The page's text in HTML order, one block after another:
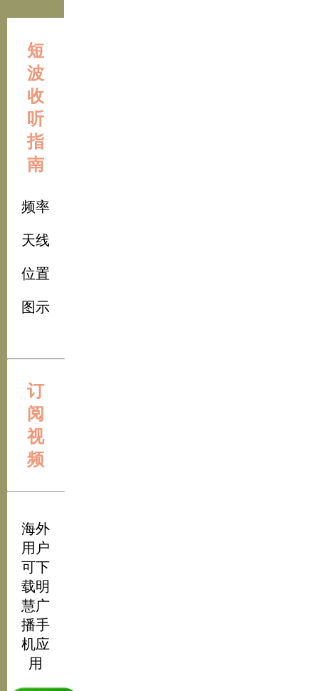
短
波
收
听
指
南
频率
天线
位置
图示
订
阅
视
频
海外
用户
可下
载明
慧广
播手
机应
用